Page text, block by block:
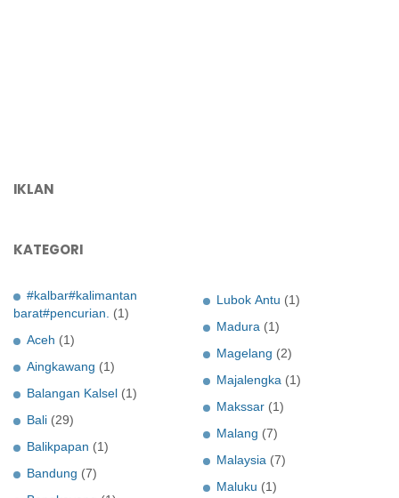
IKLAN
KATEGORI
#kalbar#kalimantan
barat#pencurian. (1)
Aceh (1)
Aingkawang (1)
Balangan Kalsel (1)
Bali (29)
Balikpapan (1)
Bandung (7)
Lubok Antu (1)
Madura (1)
Magelang (2)
Majalengka (1)
Makssar (1)
Malang (7)
Malaysia (7)
Maluku (1)